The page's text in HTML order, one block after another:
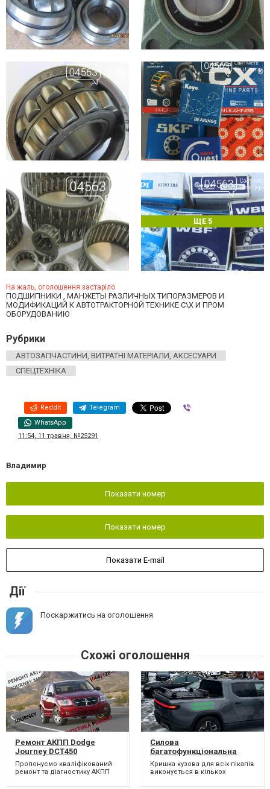
ЩЕ 5
На жаль, оголошення застаріло
ПОДШИПНИКИ , МАНЖЕТЫ РАЗЛИЧНЫХ ТИПОРАЗМЕРОВ И
МОДИФИКАЦИЙ К АВТОТРАКТОРНОЙ ТЕХНИКЕ С\Х И ПРОМ
ОБОРУДОВАНИЮ
Рубрики
АВТОЗАПЧАСТИНИ, ВИТРАТНІ МАТЕРІАЛИ, АКСЕСУАРИ
СПЕЦТЕХНІКА
Reddit Telegram
WhatsApp
11:54, 11 травня, №25291
Владимир
Показати номер
Показати номер
Показати E-mail
Дії
Поскаржитись на оголошення
Схожі оголошення
Ремонт АКПП Dodge
Journey DCT450
гарантійний & бюджетний
#8U3R7000NG #4872691AH,
Пропонуємо кваліфікований
ремонт та діагностику АКПП
CHRYSLER, FIAT Freem...
Силова
багатофункціональна
кришка кузова пікапа
Rivian R1T. Накриття на
Кришка кузова для всіх пікапів
виконується в кількох
потреб та вимог. Однос...